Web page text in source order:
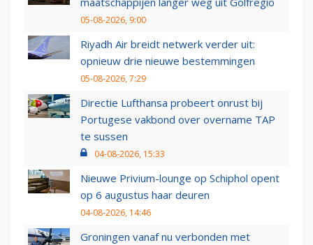
05-08-2026, 9:00
Riyadh Air breidt netwerk verder uit:
opnieuw drie nieuwe bestemmingen
05-08-2026, 7:29
Directie Lufthansa probeert onrust bij
Portugese vakbond over overname TAP
te sussen
04-08-2026, 15:33
Nieuwe Privium-lounge op Schiphol opent
op 6 augustus haar deuren
04-08-2026, 14:46
Groningen vanaf nu verbonden met